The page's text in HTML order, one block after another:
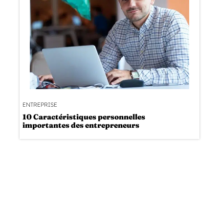
ENTREPRISE
10 Caractéristiques personnelles
importantes des entrepreneurs